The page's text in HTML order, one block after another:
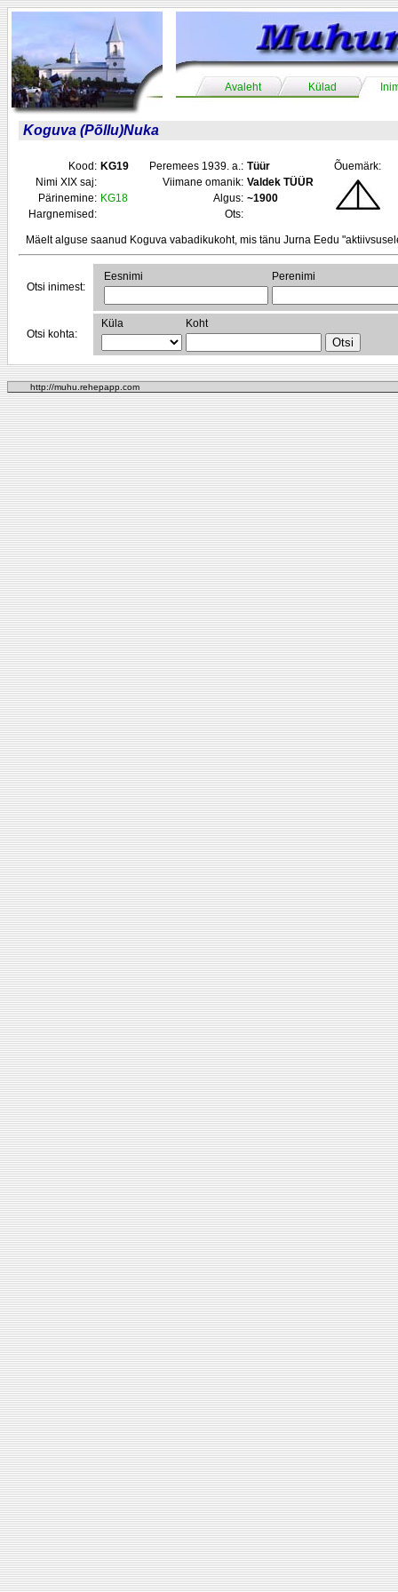
Avaleht Külad
Koguva (Põllu)Nuka
Kood: KG19 Peremees 1939. a.: Tüür
Õuemärk:
Nimi XIX saj:
Viimane omanik: Valdek TÜÜR
Pärinemine: KG18 Algus: ~1900
Hargnemised:
Ots:
Mäelt alguse saanud Koguva vabadikukoht, mis tänu Jurna Eedu
Otsi inimest:
Eesnimi Perenimi
Otsi kohta:
Küla Koht
http://muhu.rehepapp.com